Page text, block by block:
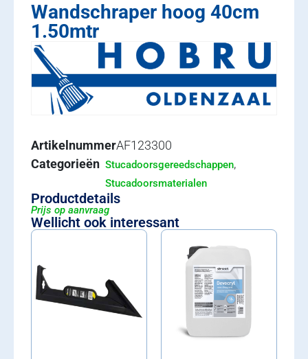
Wandschraper hoog 40cm
1.50mtr
ArtikelnummerAF123300
Categorieën Stucadoorsgereedschappen,
Stucadoorsmaterialen
Productdetails
Prijs op aanvraag
Wellicht ook interessant